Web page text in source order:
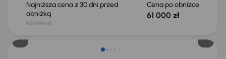
Najniższa cena z 30 dni przed
obniżką
62 000 zł
Cena po obniżce
61 000 zł
Taniej o 500 zł